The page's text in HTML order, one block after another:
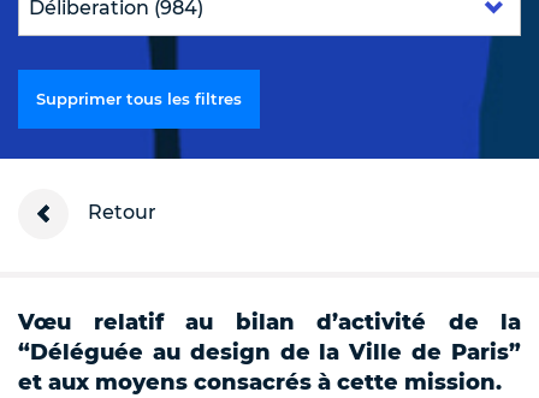
Supprimer tous les filtres
Retour
Vœu relatif au bilan d’activité de la
“Déléguée au design de la Ville de Paris”
et aux moyens consacrés à cette mission.